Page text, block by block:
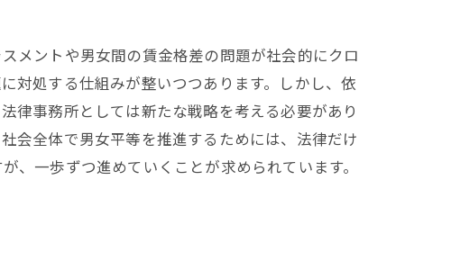
メントや男女間の賃金格差の問題が社会的にクロ
対処する仕組みが整いつつあります。しかし、依
律事務所としては新たな戦略を考える必要があり
会全体で男女平等を推進するためには、法律だけ
一歩ずつ進めていくことが求められています。